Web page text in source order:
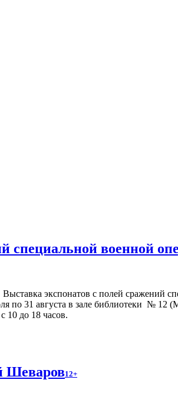
специальной военной
Выставка экспонатов с полей сражений
по 31 августа в зале библиотеки № 12
10 до 18 часов.
Шеваров12+